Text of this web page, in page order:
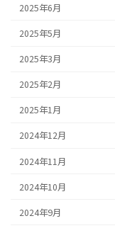
2025年6月
2025年5月
2025年3月
2025年2月
2025年1月
2024年12月
2024年11月
2024年10月
2024年9月